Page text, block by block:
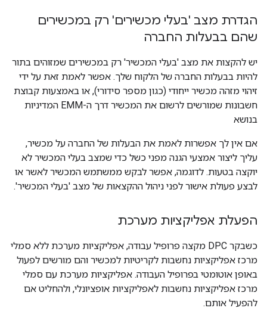
הגדרת מצב 'בעלי מכשירים' רק במכשירים
שהם בבעלות החברה
יש להקצות את מצב 'בעלי המכשיר' רק במכשירים שמזוהים בתור
להיות בבעלות החברה של הלקוח שלך. אפשר לאמת זאת על ידי
זיהוי מזהה מכשיר ייחודי (כגון מספר סידורי), או באמצעות קבוצת
חשבונות שמורשים לרשום את המכשיר דרך ה-EMM המדיניות
בנושא
אם אין לך אפשרות לאמת את הבעלות של החברה על מכשיר,
עליך ליצור אמצעי הגנה מפני כשל כדי שמצב בעלי המכשיר לא
יוקצה בטעות. לדוגמה, אפשר לבקש ממשתמש המכשיר לאשר או
לבצע פעולת אישור לפני ניהול ההקצאות של מצב 'בעלי המכשיר'.
הפעלת אפליקציות מערכת
כשבקר DPC מקצה פרופיל עבודה, אפליקציות מערכת ללא סמלי
מרכז אפליקציות נחשבות לקריטיות למכשיר והם מורשים לפעול
באופן אוטומטי בפרופיל העבודה. אפליקציות מערכת עם סמלי
מרכז אפליקציות נחשבות לאפליקציות אופציונלי, ולהחליט אם
להפעיל אותם.